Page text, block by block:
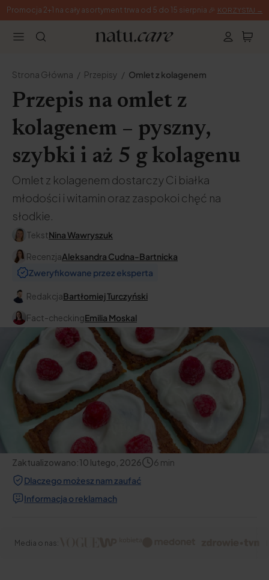
Promocja 2+1 na cały asortyment trwa od 5 do 15 sierpnia 🎉 KORZYSTAJ →
Strona Główna Przepisy Omlet z kolagenem
Przepis na omlet z
kolagenem – pyszny,
szybki i aż 5 g kolagenu
Omlet z kolagenem dostarczy Ci białka
młodości i witamin oraz zaspokoi chęć na
słodkie.
TekstNina Wawryszuk
RecenzjaAleksandra Cudna-Bartnicka
Zweryfikowane przez eksperta
RedakcjaBartłomiej Turczyński
Fact-checkingEmilia Moskal
Zaktualizowano:10 lutego, 2026 6 min
Dlaczego możesz nam zaufać
Informacja o reklamach
Media o nas: